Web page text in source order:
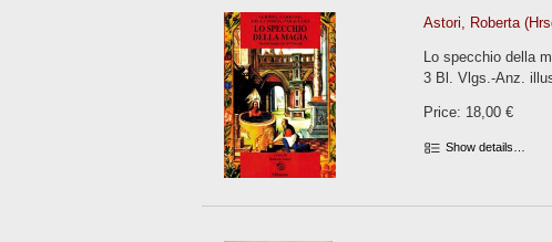
Astori, Roberta
Lo specchio della
3 Bl. Vlgs.-Anz.
Price: 18,00 €
Show details…